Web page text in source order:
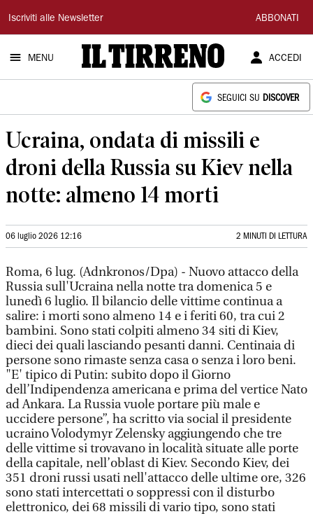
Il
Tirreno
Iscriviti alle Newsletter ABBONATI
MENU ACCEDI
SEGUICI SU DISCOVER
Ucraina, ondata di missili e
droni della Russia su Kiev nella
notte: almeno 14 morti
06 luglio 2026 12:16 2 MINUTI DI LETTURA
Roma, 6 lug. (Adnkronos/Dpa) - Nuovo attacco della
Russia sull'Ucraina nella notte tra domenica 5 e
lunedì 6 luglio. Il bilancio delle vittime continua a
salire: i morti sono almeno 14 e i feriti 60, tra cui 2
bambini. Sono stati colpiti almeno 34 siti di Kiev,
dieci dei quali lasciando pesanti danni. Centinaia di
persone sono rimaste senza casa o senza i loro beni.
"E' tipico di Putin: subito dopo il Giorno
dell’Indipendenza americana e prima del vertice Nato
ad Ankara. La Russia vuole portare più male e
uccidere persone”, ha scritto via social il presidente
ucraino Volodymyr Zelensky aggiungendo che tre
delle vittime si trovavano in località situate alle porte
della capitale, nell’oblast di Kiev. Secondo Kiev, dei
351 droni russi usati nell'attacco delle ultime ore, 326
sono stati intercettati o soppressi con il disturbo
elettronico, dei 68 missili di vario tipo, sono stati